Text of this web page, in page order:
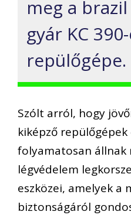
meg a
gyár KC
repülőgépe.
Szólt arról, hogy
kiképző
folyamatosan állnak
légvédelem
eszközei, amelyek a
biztonságáról